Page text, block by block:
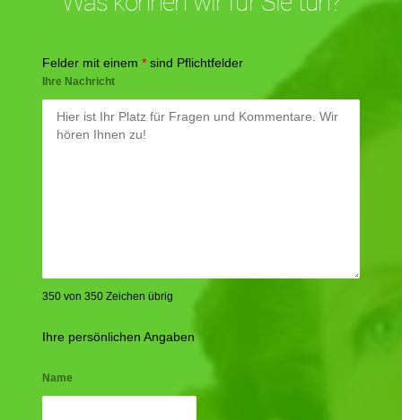
Felder mit einem * sind Pflichtfelder
Ihre Nachricht
350 von 350 Zeichen übrig
Ihre persönlichen Angaben
Name